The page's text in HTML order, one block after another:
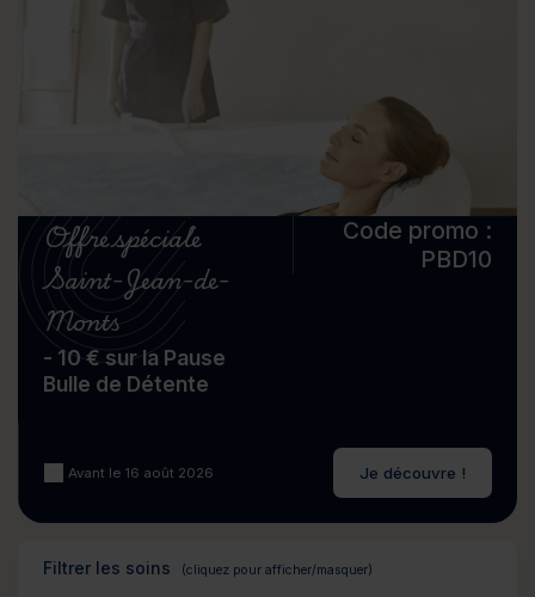
Offre spéciale
Saint-Jean-de-
Monts
- 10 € sur la Pause
Bulle de Détente
Code promo :
PBD10
Je découvre !
Avant le 16 août 2026
Filtrer les soins